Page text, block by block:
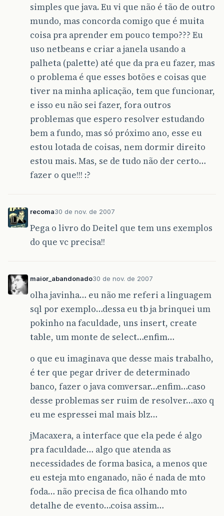
simples que java. Eu vi que não é tão de outro
mundo, mas concorda comigo que é muita
coisa pra aprender em pouco tempo??? Eu
uso netbeans e criar a janela usando a
palheta (palette) até que da pra eu fazer, mas
o problema é que esses botões e coisas que
tiver na minha aplicação, tem que funcionar,
e isso eu não sei fazer, fora outros
problemas que espero resolver estudando
bem a fundo, mas só próximo ano, esse eu
estou lotada de coisas, nem dormir direito
estou mais. Mas, se de tudo não der certo…
fazer o que!!! :?
recoma30 de nov. de 2007
Pega o livro do Deitel que tem uns exemplos
do que vc precisa!!
maior_abandonado30 de nov. de 2007
olha javinha… eu não me referi a linguagem
sql por exemplo…dessa eu tb ja brinquei um
pokinho na faculdade, uns insert, create
table, um monte de select…enfim…
o que eu imaginava que desse mais trabalho,
é ter que pegar driver de determinado
banco, fazer o java comversar…enfim…caso
desse problemas ser ruim de resolver…axo q
eu me espressei mal mais blz…
jMacaxera, a interface que ela pede é algo
pra faculdade… algo que atenda as
necessidades de forma basica, a menos que
eu esteja mto enganado, não é nada de mto
foda… não precisa de fica olhando mto
detalhe de evento…coisa assim…